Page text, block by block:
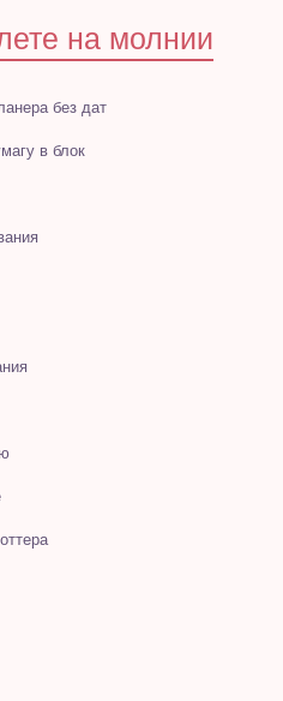
на молнии
без дат
в блок